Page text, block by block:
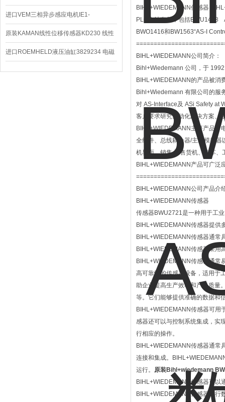
00.14575.20气象仪
进口VEM三相异步感应电机IE1-
K21R80G4马达
原装KAMAN线性位移传感器KD230 线性
编码器
进口ROEMHELD液压油缸3829234 电磁
阀定位器
BIHL+WIEDEMANN传感器
PLC主站套餐，包括BWU1488
BWO1416和BW1563“AS-I
BIHL+WIEDEMANN公司简介：
Bihl+Wiedemann 公司，于
BIHL+WIEDEMANN的产品被消
Bihl+Wiedemann 有限公司的服
对 AS-Interface及 ASi Safety at
客户要求研究自动化解决方案、
BIHL+WIEDEMANN主要产品：
全组件、总线耦合器/主站模拟
机界面、销售点/售货机、汽车、
BIHL+WIEDEMANN产品可广泛
BIHL+WIEDEMANN公司产品介
BIHL+WIEDEMANN传感器
传感器BWU2721是一种用于工
BIHL+WIEDEMANN传感器提供
BIHL+WIEDEMANN传感器通常
BIHL+WIEDEMANN传感器采用
BIHL+WIEDEMANN传感器通常
高可靠性的传感器设备，适用于
助企业提高生产效率和产品质量
等。它们能够提供准确的数据和
BIHL+WIEDEMANN传感器可用
感器还可以与控制系统集成，实
行相应的操作。
BIHL+WIEDEMANN传感器通
连接和集成。
运行。 原装Bihl+wiedemann
BIHL+WIEDEMANN传感器可以
BIHL+WIEDEMANN传感器进行